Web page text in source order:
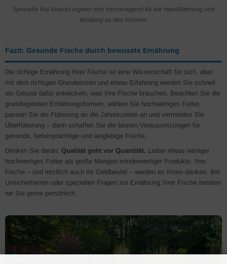
Spezielle Koi Snacks eignen sich hervorragend für die Handfütterung und
Bindung zu den Fischen
Fazit: Gesunde Fische durch bewusste Ernährung
Die richtige Ernährung Ihrer Fische ist eine Wissenschaft für sich, aber
mit dem richtigen Grundwissen und etwas Erfahrung werden Sie schnell
ein Gespür dafür entwickeln, was Ihre Fische brauchen. Beachten Sie die
grundlegenden Ernährungsformen, wählen Sie hochwertiges Futter,
passen Sie die Fütterung an die Jahreszeiten an und vermeiden Sie
Überfütterung – dann schaffen Sie die besten Voraussetzungen für
gesunde, farbenprächtige und langlebige Fische.
Denken Sie daran: Qualität geht vor Quantität. Lieber etwas weniger
hochwertiges Futter als große Mengen minderwertiger Produkte. Ihre
Fische – und letztlich auch Ihr Geldbeutel – werden es Ihnen danken. Bei
Unsicherheiten oder speziellen Fragen zur Ernährung Ihrer Fische beraten
wir Sie gerne persönlich.